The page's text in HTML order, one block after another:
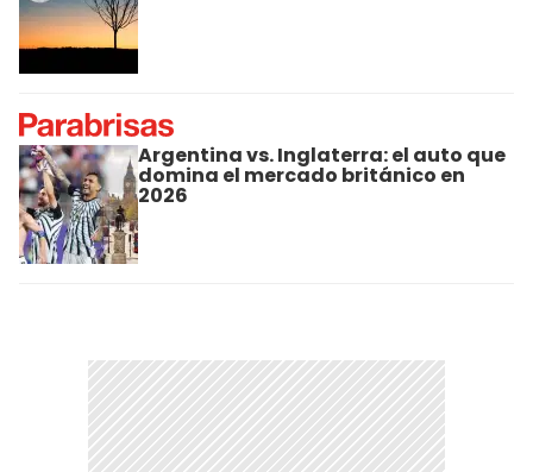
Argentina vs. Inglaterra: el auto que
domina el mercado británico en
2026